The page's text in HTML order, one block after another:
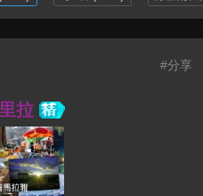
#分享
拉